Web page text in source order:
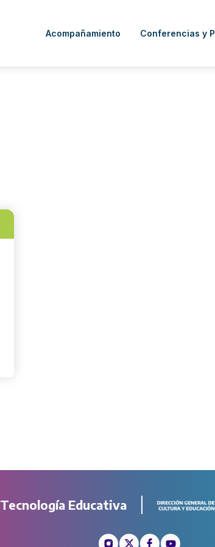
Acompañamiento Conferencias y
Tecnología Educativa